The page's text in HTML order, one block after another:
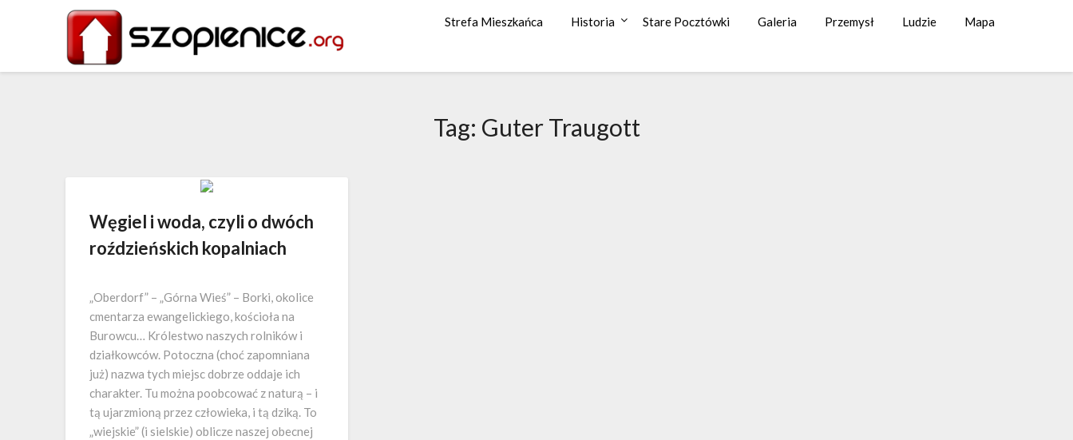
Strefa Mieszkańca Historia Stare Pocztówki Galeria Przemysł Ludzie Mapa
Tag: Guter Traugott
Węgiel i woda, czyli o dwóch
roździeńskich kopalniach
„Oberdorf” – „Górna Wieś” – Borki, okolice
cmentarza ewangelickiego, kościoła na
Burowcu… Królestwo naszych rolników i
działkowców. Potoczna (choć zapomniana
już) nazwa tych miejsc dobrze oddaje ich
charakter. Tu można poobcować z naturą – i
tą ujarzmioną przez człowieka, i tą dziką. To
„wiejskie” (i sielskie) oblicze naszej obecnej